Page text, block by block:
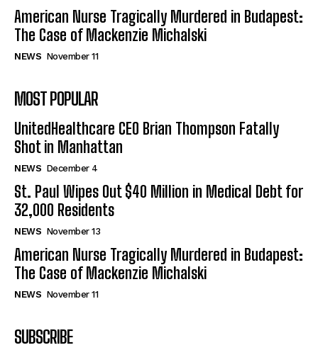
American Nurse Tragically Murdered in Budapest:
The Case of Mackenzie Michalski
NEWS November 11
MOST POPULAR
UnitedHealthcare CEO Brian Thompson Fatally
Shot in Manhattan
NEWS December 4
St. Paul Wipes Out $40 Million in Medical Debt for
32,000 Residents
NEWS November 13
American Nurse Tragically Murdered in Budapest:
The Case of Mackenzie Michalski
NEWS November 11
SUBSCRIBE